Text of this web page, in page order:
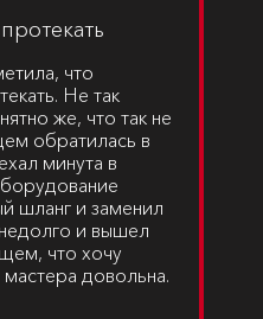
что
Не так
же, что так не
обратилась в
минута в
шланг и заменил
и вышел
что хочу
мастера довольна.